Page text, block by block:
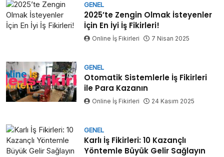
GENEL
2025’te Zengin Olmak İsteyenler
İçin En İyi İş Fikirleri!
Online İş Fikirleri 7 Nisan 2025
GENEL
Otomatik Sistemlerle İş Fikirleri
ile Para Kazanın
Online İş Fikirleri 24 Kasım 2025
GENEL
Karlı İş Fikirleri: 10 Kazançlı
Yöntemle Büyük Gelir Sağlayın